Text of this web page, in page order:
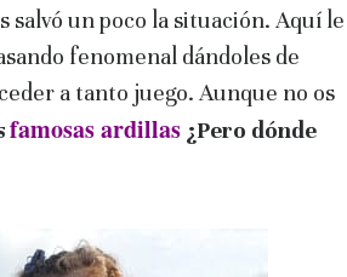
salvó un poco la situación. Aquí le
fenomenal dándoles de
a tanto juego. Aunque no os
famosas ardillas ¿Pero dónde